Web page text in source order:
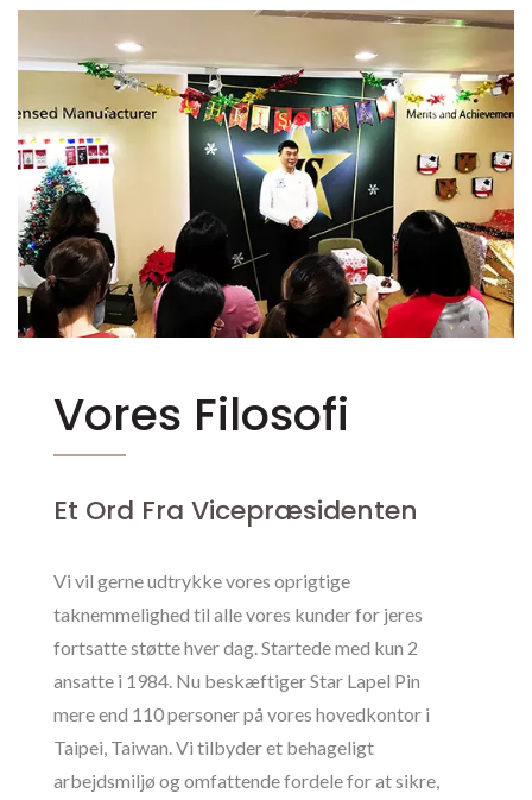
Vores Filosofi
Et Ord Fra Vicepræsidenten
Vi vil gerne udtrykke vores oprigtige
taknemmelighed til alle vores kunder for jeres
fortsatte støtte hver dag. Startede med kun 2
ansatte i 1984. Nu beskæftiger Star Lapel Pin
mere end 110 personer på vores hovedkontor i
Taipei, Taiwan. Vi tilbyder et behageligt
arbejdsmiljø og omfattende fordele for at sikre,